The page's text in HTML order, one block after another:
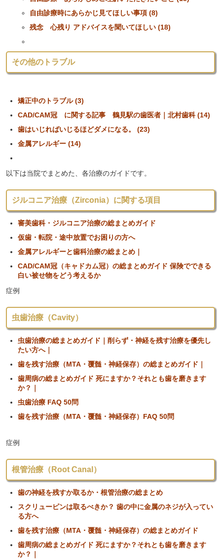
自由診療時にあらかじ見てほしい事項 (8)
残念 心残り アドバイスを聞いてほしい (18)
その他のトラブル
矯正中のトラブル (3)
CAD/CAM冠 に関する記事 鶴見駅の歯医者｜北村歯科 (14)
歯はいじればいじるほどダメになる。 (23)
金属アレルギー (14)
以下は当院でまとめた、各治療のガイドです。
ジルコニア治療（Zirconia）に関する項目
審美歯科・ジルコニア治療の総まとめガイド
仮歯・転院・途中放置でお困りの方へ
金属アレルギーと歯科治療の総まとめ｜
CAD/CAM冠（キャドカム冠）の総まとめガイド 保険でできる
白い被せ物をどう考えるか
症例
虫歯治療（Cavity）
虫歯治療の総まとめガイド｜削らず・神経を残す治療を優先し
たい方へ｜
歯を残す治療（MTA・覆髄・神経保存）の総まとめガイド｜
歯周病の総まとめガイド 死にますか？それとも歯を磨きます
か？｜
虫歯治療 FAQ 50問
歯を残す治療（MTA・覆髄・神経保存）FAQ 50問
症例
根管治療（Root Canal）
歯の神経を残すか取るか・根管治療の総まとめ
スクリューピンは取るべきか？ 歯の中に金属のネジが入ってい
る方へ
歯を残す治療（MTA・覆髄・神経保存）の総まとめガイド
歯周病の総まとめガイド 死にますか？それとも歯を磨きます
か？｜